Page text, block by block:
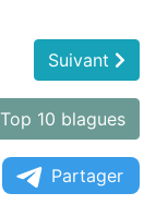
Suivant
Top 10 blagues
Partager